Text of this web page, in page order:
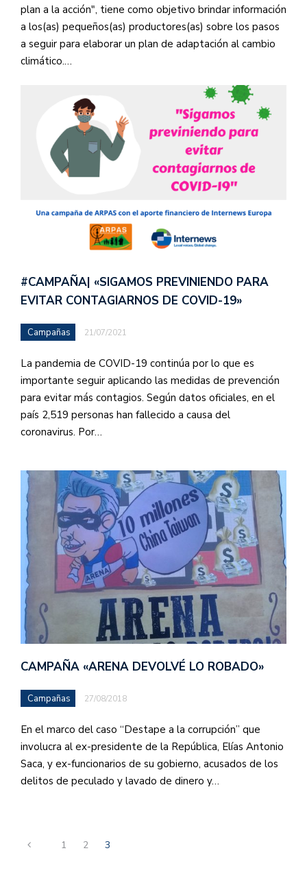
plan a la acción", tiene como objetivo brindar información
a los(as) pequeños(as) productores(as) sobre los pasos
a seguir para elaborar un plan de adaptación al cambio
climático.…
#CAMPAÑA| «SIGAMOS PREVINIENDO PARA
EVITAR CONTAGIARNOS DE COVID-19»
Campañas 21/07/2021
La pandemia de COVID-19 continúa por lo que es
importante seguir aplicando las medidas de prevención
para evitar más contagios. Según datos oficiales, en el
país 2,519 personas han fallecido a causa del
coronavirus. Por…
CAMPAÑA «ARENA DEVOLVÉ LO ROBADO»
Campañas 27/08/2018
En el marco del caso “Destape a la corrupción” que
involucra al ex-presidente de la República, Elías Antonio
Saca, y ex-funcionarios de su gobierno, acusados de los
delitos de peculado y lavado de dinero y…
1 2 3